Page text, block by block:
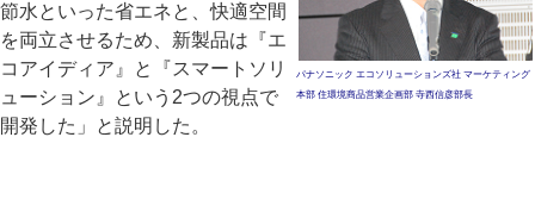
パナソニック エコソリューションズ社 マーケティング
本部 住環境商品営業企画部 寺西信彦部長
節水といった省エネと、快適空間
を両立させるため、新製品は『エ
コアイディア』と『スマートソリ
ューション』という2つの視点で
開発した」と説明した。